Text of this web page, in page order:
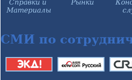
Справки и
Материалы
Рынки
СМИ по